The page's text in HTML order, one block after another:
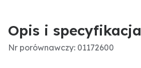
Opis i specyfikacja
Nr porównawczy: 01172600